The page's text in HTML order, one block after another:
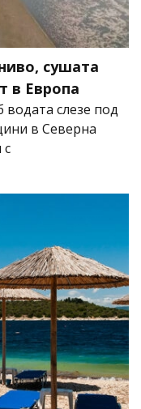
сушата
в Европа
водата слезе под
в Северна
с